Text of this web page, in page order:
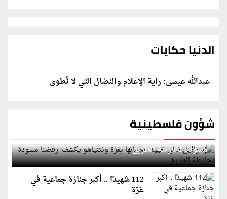
الدنيا حكايات
عبدالله عيسى: راية الإعلام والنضال التي لا تُطوى
شؤون فلسطينية
إسرائيل تعلن تقييد هجماتها بغزة ونتنياهو يكشف: رفضنا
مسودة لخارطة الطريق
112 شهيدًا .. أكبر جنازة جماعية في
غزة